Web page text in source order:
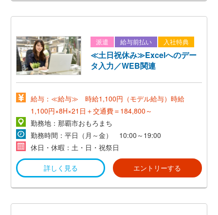
派遣 給与前払い 入社特典
≪土日祝休み≫Excelへのデー
タ入力／WEB関連
給与：≪給与≫ 時給1,100円（モデル給与）時給
1,100円×8H×21日＋交通費＝184,800～
勤務地：那覇市おもろまち
勤務時間：平日（月～金） 10:00～19:00
休日・休暇：土・日・祝祭日
詳しく見る エントリーする